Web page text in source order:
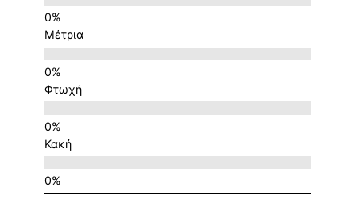
Μέτρια
Φτωχή
Κακή